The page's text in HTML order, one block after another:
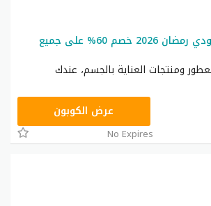
كود خصم باث اند بودي رمضان 2026 خصم 60% على جميع
ومنتجات العناية بالجسم، عندك
عرض الكوبون
No Expires